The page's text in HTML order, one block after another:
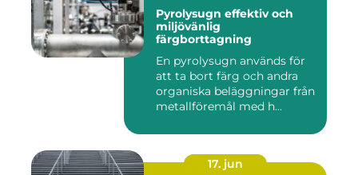
Pyrolysugn effektiv och
miljövänlig
färgborttagning
En pyrolysugn används för
att ta bort färg och andra
organiska beläggningar från
metallföremål med h...
17. jun